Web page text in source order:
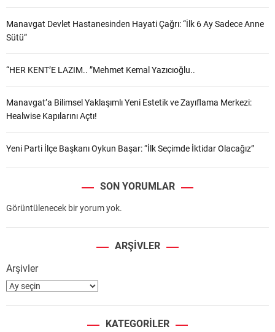
Manavgat Devlet Hastanesinden Hayati Çağrı: “İlk 6 Ay Sadece Anne
Sütü”
“HER KENT’E LAZIM.. ”Mehmet Kemal Yazıcıoğlu..
Manavgat’a Bilimsel Yaklaşımlı Yeni Estetik ve Zayıflama Merkezi:
Healwise Kapılarını Açtı!
Yeni Parti İlçe Başkanı Oykun Başar: “İlk Seçimde İktidar Olacağız”
SON YORUMLAR
Görüntülenecek bir yorum yok.
ARŞIVLER
Arşivler
KATEGORILER